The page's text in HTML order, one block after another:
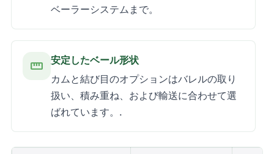
ベーラーシステムまで。
straighten
安定したベール形状
カムと結び目のオプションはバレルの取り
扱い、積み重ね、および輸送に合わせて選
ばれています。.